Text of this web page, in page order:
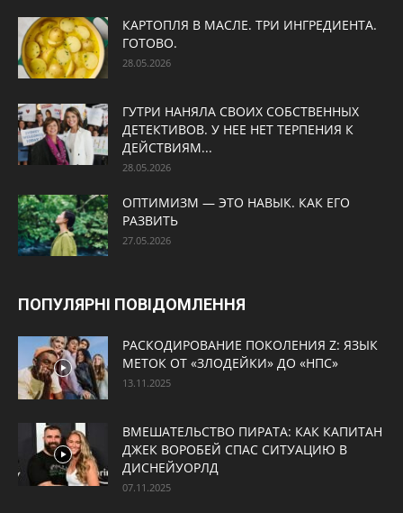
КАРТОПЛЯ В МАСЛЕ. ТРИ ИНГРЕДИЕНТА.
ГОТОВО.
28.05.2026
ГУТРИ НАНЯЛА СВОИХ СОБСТВЕННЫХ
ДЕТЕКТИВОВ. У НЕЕ НЕТ ТЕРПЕНИЯ К
ДЕЙСТВИЯМ...
28.05.2026
ОПТИМИЗМ — ЭТО НАВЫК. КАК ЕГО
РАЗВИТЬ
27.05.2026
ПОПУЛЯРНІ ПОВІДОМЛЕННЯ
РАСКОДИРОВАНИЕ ПОКОЛЕНИЯ Z: ЯЗЫК
МЕТОК ОТ «ЗЛОДЕЙКИ» ДО «НПС»
13.11.2025
ВМЕШАТЕЛЬСТВО ПИРАТА: КАК КАПИТАН
ДЖЕК ВОРОБЕЙ СПАС СИТУАЦИЮ В
ДИСНЕЙУОРЛД
07.11.2025